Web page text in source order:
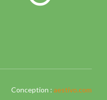
Conception : aestivo.com